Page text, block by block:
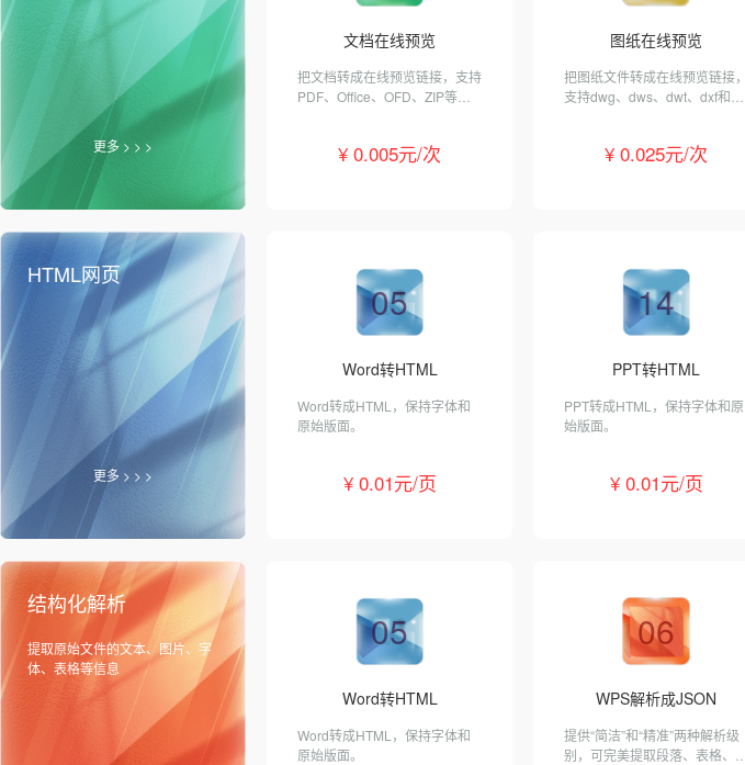
更多 > > >
文档在线预览
把文档转成在线预览链接，支持
PDF、Office、OFD、ZIP等格
¥ 0.005元/次
图纸在线预览
把图纸文件转成在线预览链接，
支持dwg、dws、dwt、dxf和
¥ 0.025元/次
HTML网页
更多 > > >
05
Word转HTML
Word转成HTML，保持字体和
原始版面。
¥ 0.01元/页
14
PPT转HTML
PPT转成HTML，保持字体和原
始版面。
¥ 0.01元/页
结构化解析
提取原始文件的文本、图片、字
体、表格等信息
05
Word转HTML
Word转成HTML，保持字体和
原始版面。
06
WPS解析成JSON
提供“简洁”和“精准”两种解析级
别，可完美提取段落、表格、图